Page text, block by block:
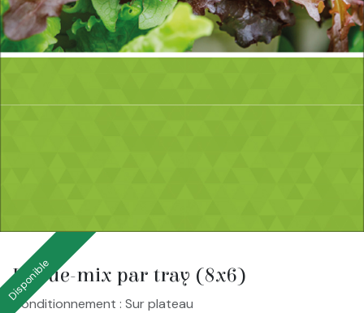
Laitue-mix par tray (8x6)
Disponible
Conditionnement : Sur plateau